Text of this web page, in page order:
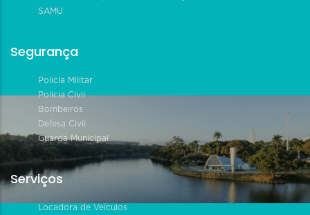
SAMU
Segurança
Polícia Militar
Polícia Civil
Bombeiros
Defesa Civil
Guarda Municipal
Serviços
Locadora de Veículos